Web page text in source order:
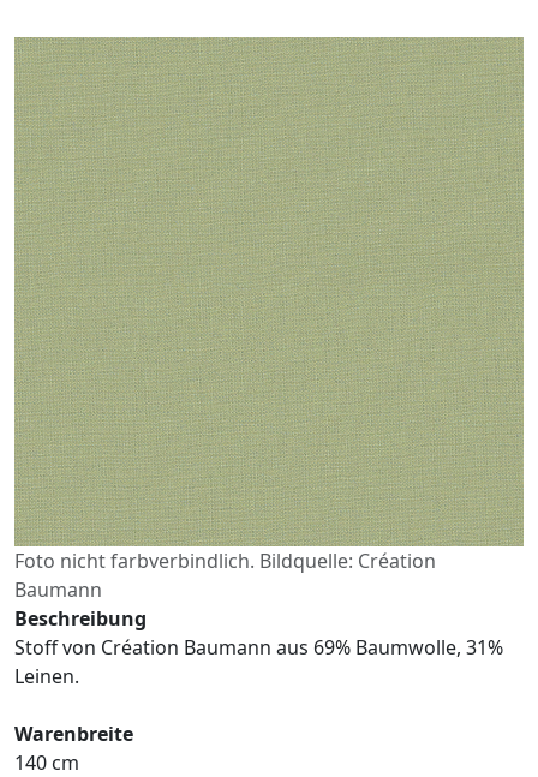
Foto nicht farbverbindlich. Bildquelle: Création
Baumann
Beschreibung
Stoff von Création Baumann aus 69% Baumwolle, 31%
Leinen.
Warenbreite
140 cm